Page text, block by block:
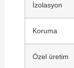
İzolasyon
Koruma
Özel üretim